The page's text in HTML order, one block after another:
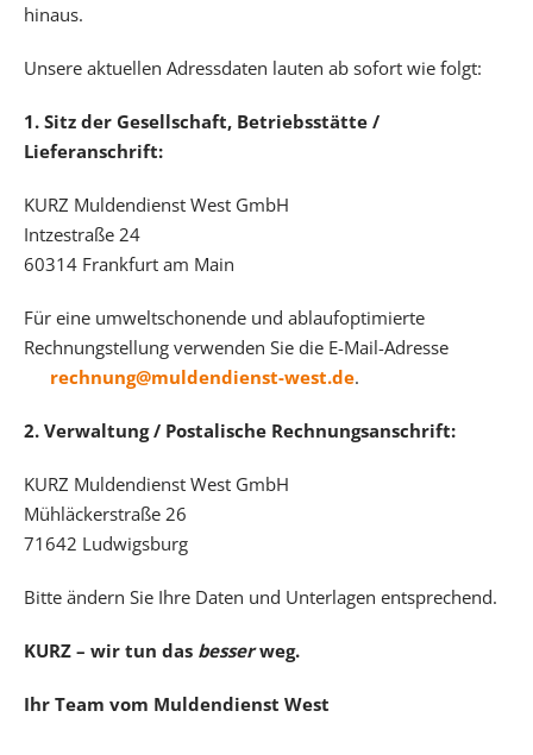
hinaus.
Unsere aktuellen Adressdaten lauten ab sofort wie folgt:
1. Sitz der Gesellschaft, Betriebsstätte /
Lieferanschrift:
KURZ Muldendienst West GmbH
Intzestraße 24
60314 Frankfurt am Main
Für eine umweltschonende und ablaufoptimierte
Rechnungstellung verwenden Sie die E-Mail-Adresse
rechnung@muldendienst-west.de.
2. Verwaltung / Postalische Rechnungsanschrift:
KURZ Muldendienst West GmbH
Mühläckerstraße 26
71642 Ludwigsburg
Bitte ändern Sie Ihre Daten und Unterlagen entsprechend.
KURZ – wir tun das besserweg.
Ihr Team vom Muldendienst West